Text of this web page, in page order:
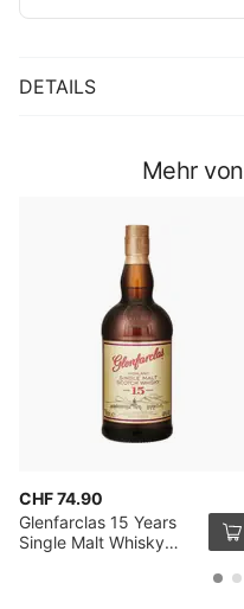
DETAILS
Mehr
CHF 74.90
Glenfarclas 15 Years
Single Malt Whisky